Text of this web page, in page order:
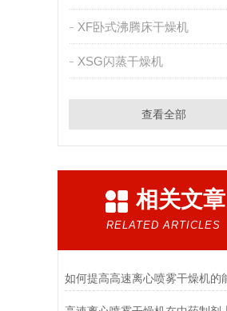
XF卧式沸腾床干燥机
XSG闪蒸干燥机
查看全部
相关文章
RELATED ARTICLES